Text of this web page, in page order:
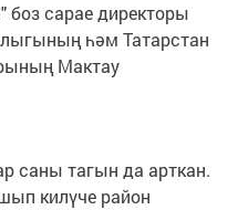
боз сарае директоры
һәм Татарстан
Мактау
саны тагын да арткан.
килүче район